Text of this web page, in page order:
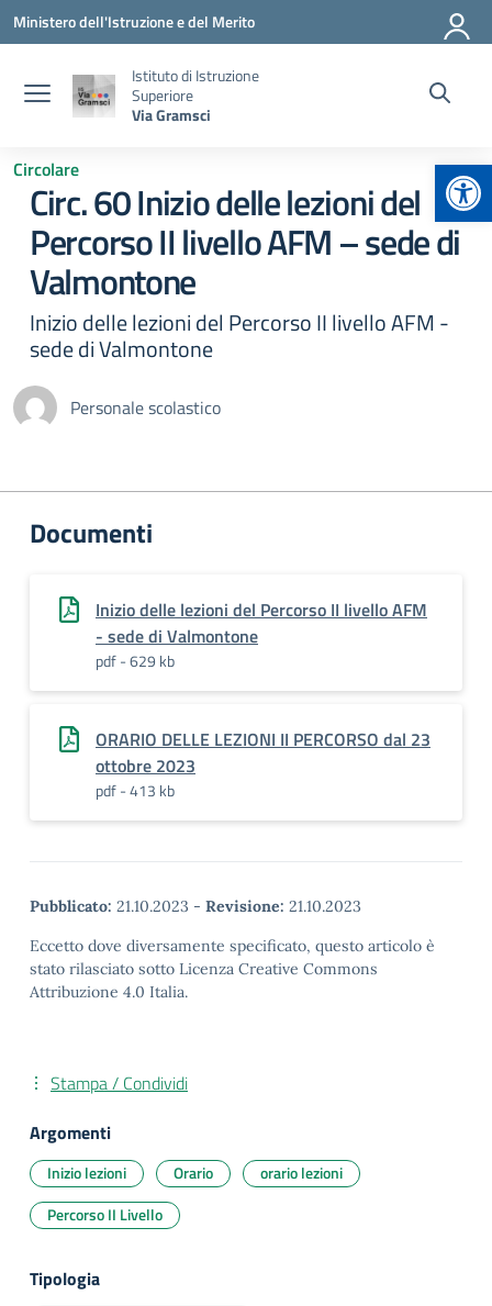
Vai ai contenuti
Vai al menu di navigazione
Vai al footer
Ministero dell'Istruzione e del Merito
Istituto di Istruzione
Superiore
Via Gramsci
Circolare
Circ. 60 Inizio delle lezioni del
Percorso II livello AFM – sede di
Valmontone
Inizio delle lezioni del Percorso II livello AFM -
sede di Valmontone
Personale scolastico
Documenti
Inizio delle lezioni del Percorso II livello AFM
- sede di Valmontone
pdf - 629 kb
ORARIO DELLE LEZIONI II PERCORSO dal 23
ottobre 2023
pdf - 413 kb
Pubblicato: 21.10.2023 - Revisione: 21.10.2023
Eccetto dove diversamente specificato, questo articolo è
stato rilasciato sotto Licenza Creative Commons
Attribuzione 4.0 Italia.
Stampa / Condividi
Argomenti
Inizio lezioni Orario
orario lezioni
Percorso II Livello
Tipologia